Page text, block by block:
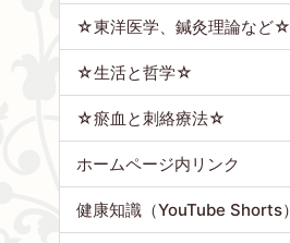
☆東洋医学、鍼灸理論など☆
☆生活と哲学☆
☆瘀血と刺絡療法☆
ホームページ内リンク
健康知識（YouTube Shorts）